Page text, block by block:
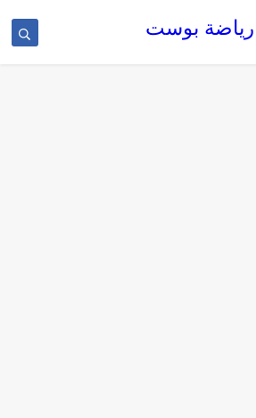
رياضة بوست